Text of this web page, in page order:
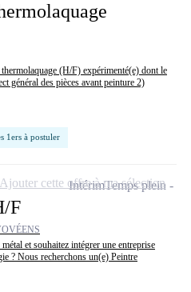
(H/F) expérimenté(e) dont le
général des pièces avant peinture 2)
1ers à postuler
F
et souhaitez intégrer une entreprise
? Nous recherchons un(e) Peintre
IntérimTemps plein
Ajouter cette offre à ma sélection